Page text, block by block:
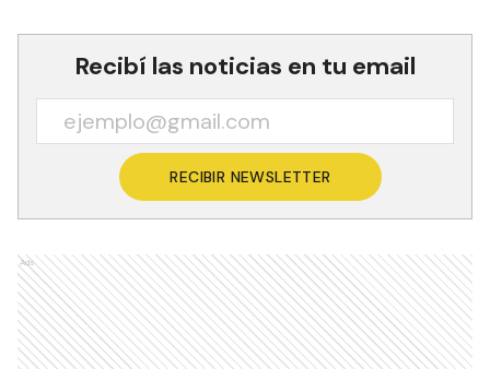
Recibí las noticias en tu email
RECIBIR NEWSLETTER
Ads